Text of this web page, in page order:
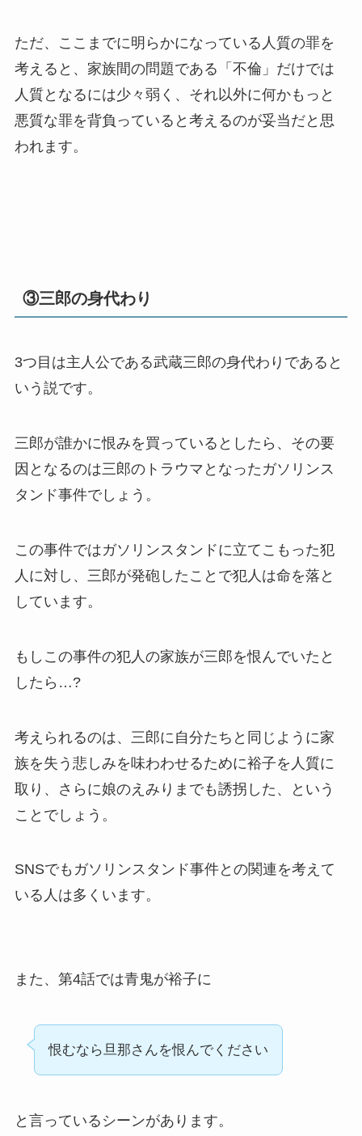
ただ、ここまでに明らかになっている人質の罪を
考えると、家族間の問題である「不倫」だけでは
人質となるには少々弱く、それ以外に何かもっと
悪質な罪を背負っていると考えるのが妥当だと思
われます。
③三郎の身代わり
3つ目は主人公である武蔵三郎の身代わりであると
いう説です。
三郎が誰かに恨みを買っているとしたら、その要
因となるのは三郎のトラウマとなったガソリンス
タンド事件でしょう。
この事件ではガソリンスタンドに立てこもった犯
人に対し、三郎が発砲したことで犯人は命を落と
しています。
もしこの事件の犯人の家族が三郎を恨んでいたと
したら…?
考えられるのは、三郎に自分たちと同じように家
族を失う悲しみを味わわせるために裕子を人質に
取り、さらに娘のえみりまでも誘拐した、という
ことでしょう。
SNSでもガソリンスタンド事件との関連を考えて
いる人は多くいます。
また、第4話では青鬼が裕子に
恨むなら旦那さんを恨んでください
と言っているシーンがあります。